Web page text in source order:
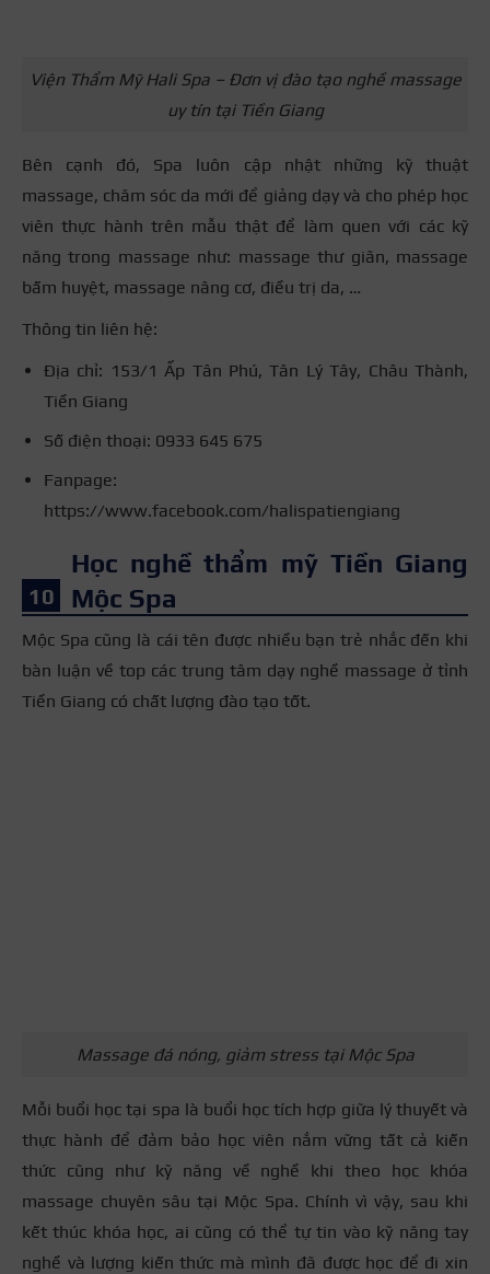
Viện Thẩm Mỹ Hali Spa – Đơn vị đào tạo nghề massage
uy tín tại Tiền Giang
Bên cạnh đó, Spa luôn cập nhật những kỹ thuật
massage, chăm sóc da mới để giảng dạy và cho phép học
viên thực hành trên mẫu thật để làm quen với các kỹ
năng trong massage như: massage thư giãn, massage
bấm huyệt, massage nâng cơ, điều trị da, …
Thông tin liên hệ:
Địa chỉ: 153/1 Ấp Tân Phú, Tân Lý Tây, Châu Thành,
Tiền Giang
Số điện thoại: 0933 645 675
Fanpage:
https://www.facebook.com/halispatiengiang
Học nghề thẩm mỹ Tiền Giang
Mộc Spa
Mộc Spa cũng là cái tên được nhiều bạn trẻ nhắc đến khi
bàn luận về top các trung tâm dạy nghề massage ở tỉnh
Tiền Giang có chất lượng đào tạo tốt.
Massage đá nóng, giảm stress tại Mộc Spa
Mỗi buổi học tại spa là buổi học tích hợp giữa lý thuyết và
thực hành để đảm bảo học viên nắm vững tất cả kiến
thức cũng như kỹ năng về nghề khi theo học khóa
massage chuyên sâu tại Mộc Spa. Chính vì vậy, sau khi
kết thúc khóa học, ai cũng có thể tự tin vào kỹ năng tay
nghề và lượng kiến thức mà mình đã được học để đi xin